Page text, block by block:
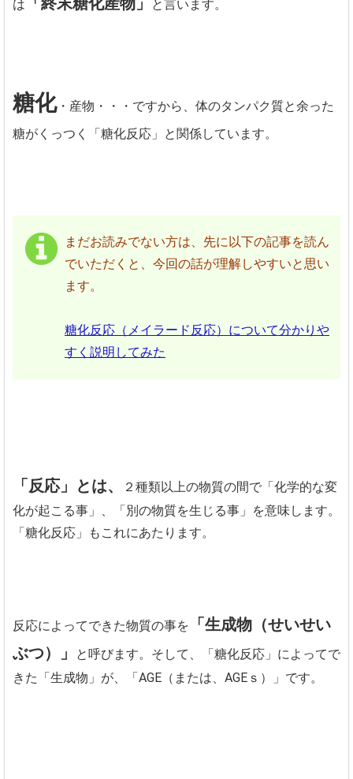
は と言います。
糖化・産物・・・ですから、体のタンパク質と余った
糖がくっつく「糖化反応」と関係しています。
まだお読みでない方は、先に以下の記事を読ん
でいただくと、今回の話が理解しやすいと思い
ます。
糖化反応（メイラード反応）について分かりや
すく説明してみた
「反応」とは、
２種類以上の物質の間で「化学的な変
化が起こる事」、「別の物質を生じる事」を意味します。
「糖化反応」もこれにあたります。
反応によってできた物質の事を
「生成物（せいせい
ぶつ）」
と呼びます。そして、「糖化反応」によってで
きた「生成物」が、「AGE（または、AGEｓ）」です。